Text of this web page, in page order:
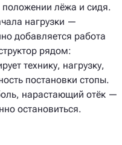
положении лёжа и сидя.
нагрузки —
добавляется работа
рядом:
технику, нагрузку,
постановки стопы.
нарастающий отёк —
остановиться.